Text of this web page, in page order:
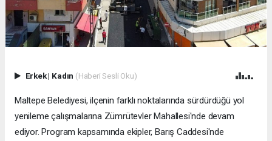
Erkek| Kadın (Haberi Sesli Oku)
Maltepe Belediyesi, ilçenin farklı noktalarında sürdürdüğü yol
yenileme çalışmalarına Zümrütevler Mahallesi'nde devam
ediyor. Program kapsamında ekipler, Barış Caddesi'nde